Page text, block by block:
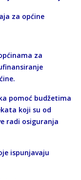
za općine
za
pomoć budžetima
koji su od
radi osiguranja
ispunjavaju